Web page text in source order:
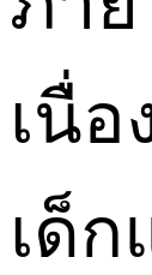
เนื่
เด็